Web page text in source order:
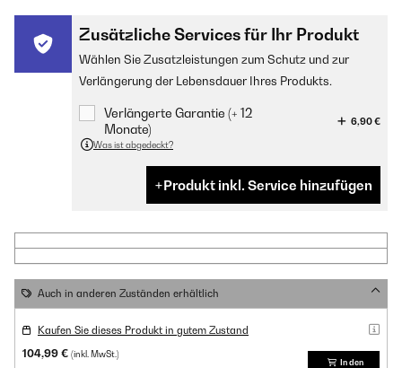
Zusätzliche Services für Ihr Produkt
Wählen Sie Zusatzleistungen zum Schutz und zur
Verlängerung der Lebensdauer Ihres Produkts.
Verlängerte Garantie (+ 12
Monate)
6,90 €
Was ist abgedeckt?
Produkt inkl. Service hinzufügen
Auch in anderen Zuständen erhältlich
Kaufen Sie dieses Produkt in gutem Zustand
104,99 € (inkl. MwSt.)
In den